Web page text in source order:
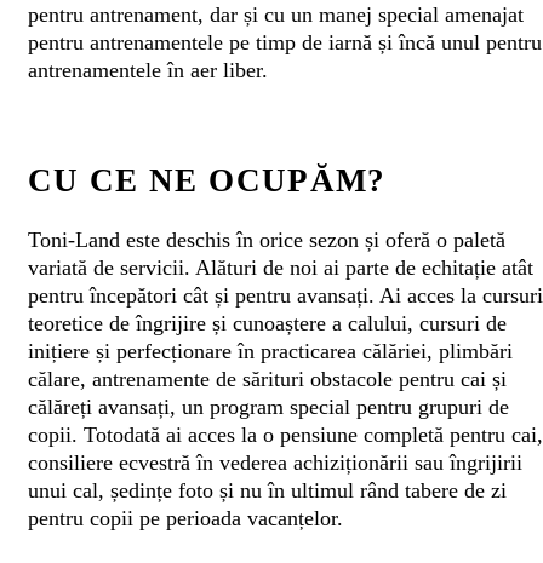
pentru antrenament, dar și cu un manej special amenajat
pentru antrenamentele pe timp de iarnă și încă unul pentru
antrenamentele în aer liber.
CU CE NE OCUPĂM?
Toni-Land este deschis în orice sezon și oferă o paletă
variată de servicii. Alături de noi ai parte de echitație atât
pentru începători cât și pentru avansați. Ai acces la cursuri
teoretice de îngrijire și cunoaștere a calului, cursuri de
inițiere și perfecționare în practicarea călăriei, plimbări
călare, antrenamente de sărituri obstacole pentru cai și
călăreți avansați, un program special pentru grupuri de
copii. Totodată ai acces la o pensiune completă pentru cai,
consiliere ecvestră în vederea achiziționării sau îngrijirii
unui cal, ședințe foto și nu în ultimul rând tabere de zi
pentru copii pe perioada vacanțelor.